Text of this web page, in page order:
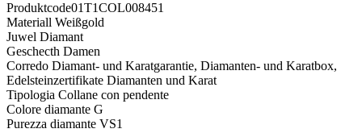
Produktcode01T1COL008451
Materiall Weißgold
Juwel Diamant
Geschecth Damen
Corredo Diamant- und Karatgarantie, Diamanten- und Karatbox,
Edelsteinzertifikate Diamanten und Karat
Tipologia Collane con pendente
Colore diamante G
Purezza diamante VS1